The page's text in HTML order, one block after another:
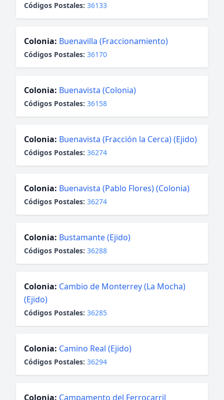
Códigos Postales: 36133
Colonia: Buenavilla (Fraccionamiento)
Códigos Postales: 36170
Colonia: Buenavista (Colonia)
Códigos Postales: 36158
Colonia: Buenavista (Fracción la Cerca) (Ejido)
Códigos Postales: 36274
Colonia: Buenavista (Pablo Flores) (Colonia)
Códigos Postales: 36274
Colonia: Bustamante (Ejido)
Códigos Postales: 36288
Colonia: Cambio de Monterrey (La Mocha)
(Ejido)
Códigos Postales: 36285
Colonia: Camino Real (Ejido)
Códigos Postales: 36294
Colonia: Campamento del Ferrocarril